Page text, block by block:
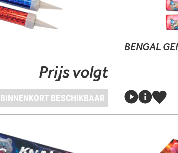
Prijs volgt
BINNENKORT BESCHIKBAAR
BENGAL